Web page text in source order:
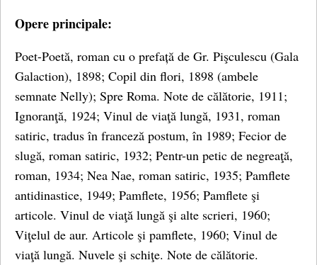
Opere principale:
Poet-Poetă, roman cu o prefață de Gr. Pişculescu (Gala
Galaction), 1898; Copil din flori, 1898 (ambele
semnate Nelly); Spre Roma. Note de călătorie, 1911;
Ignoranţă, 1924; Vinul de viaţă lungă, 1931, roman
satiric, tradus în franceză postum, în 1989; Fecior de
slugă, roman satiric, 1932; Pentr-un petic de negreaţă,
roman, 1934; Nea Nae, roman satiric, 1935; Pamflete
antidinastice, 1949; Pamflete, 1956; Pamflete şi
articole. Vinul de viaţă lungă şi alte scrieri, 1960;
Viţelul de aur. Articole şi pamflete, 1960; Vinul de
viaţă lungă. Nuvele şi schiţe. Note de călătorie.